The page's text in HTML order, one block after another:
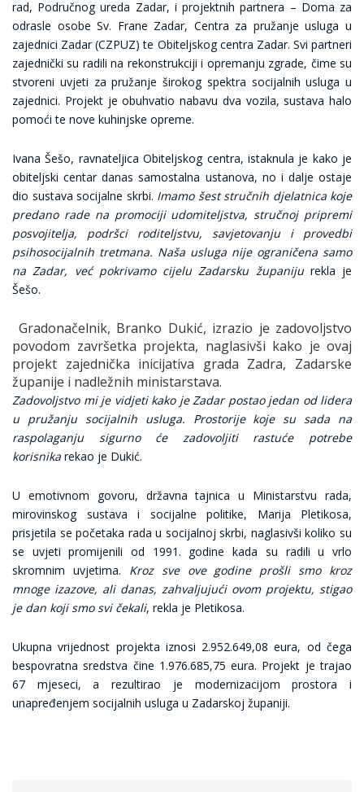
rad, Područnog ureda Zadar, i projektnih partnera – Doma za
odrasle osobe Sv. Frane Zadar, Centra za pružanje usluga u
zajednici Zadar (CZPUZ) te Obiteljskog centra Zadar. Svi partneri
zajednički su radili na rekonstrukciji i opremanju zgrade, čime su
stvoreni uvjeti za pružanje širokog spektra socijalnih usluga u
zajednici. Projekt je obuhvatio nabavu dva vozila, sustava halo
pomoći te nove kuhinjske opreme.
Ivana Šešo, ravnateljica Obiteljskog centra, istaknula je kako je
obiteljski centar danas samostalna ustanova, no i dalje ostaje
dio sustava socijalne skrbi. Imamo šest stručnih djelatnica koje
predano rade na promociji udomiteljstva, stručnoj pripremi
posvojitelja, podršci roditeljstvu, savjetovanju i provedbi
psihosocijalnih tretmana. Naša usluga nije ograničena samo
na Zadar, već pokrivamo cijelu Zadarsku županijurekla je
Šešo.
Gradonačelnik, Branko Dukić, izrazio je zadovoljstvo
povodom završetka projekta, naglasivši kako je ovaj
projekt zajednička inicijativa grada Zadra, Zadarske
županije i nadležnih ministarstava.
Zadovoljstvo mi je vidjeti kako je Zadar postao jedan od lidera
u pružanju socijalnih usluga. Prostorije koje su sada na
raspolaganju sigurno će zadovoljiti rastuće potrebe
korisnika rekao je Dukić.
U emotivnom govoru, državna tajnica u Ministarstvu rada,
mirovinskog sustava i socijalne politike, Marija Pletikosa,
prisjetila se početaka rada u socijalnoj skrbi, naglasivši koliko su
se uvjeti promijenili od 1991. godine kada su radili u vrlo
skromnim uvjetima. Kroz sve ove godine prošli smo kroz
mnoge izazove, ali danas, zahvaljujući ovom projektu, stigao
je dan koji smo svi čekali, rekla je Pletikosa.
Ukupna vrijednost projekta iznosi 2.952.649,08 eura, od čega
bespovratna sredstva čine 1.976.685,75 eura. Projekt je trajao
67 mjeseci, a rezultirao je modernizacijom prostora i
unapređenjem socijalnih usluga u Zadarskoj županiji.